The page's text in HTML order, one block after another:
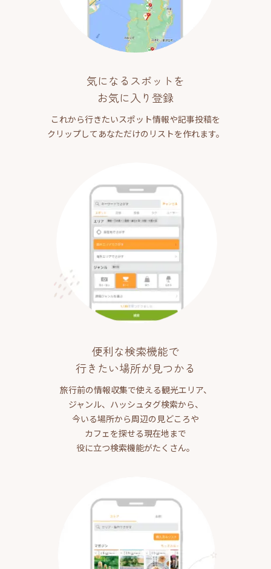
気になるスポットを
お気に入り登録
これから行きたいスポット情報や記事投稿を
クリップしてあなただけのリストを作れます。
便利な検索機能で
行きたい場所が見つかる
旅行前の情報収集で使える観光エリア、
ジャンル、ハッシュタグ検索から、
今いる場所から周辺の見どころや
カフェを探せる現在地まで
役に立つ検索機能がたくさん。